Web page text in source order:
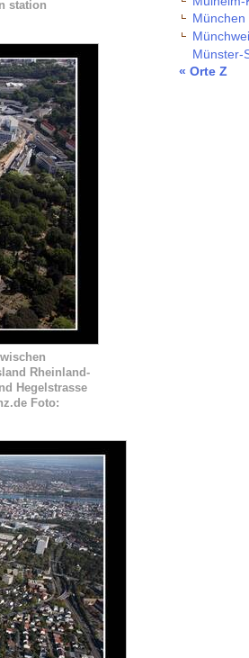
station
Rheinland-
Hegelstrasse
Foto:
München
Münster-
« Orte Z